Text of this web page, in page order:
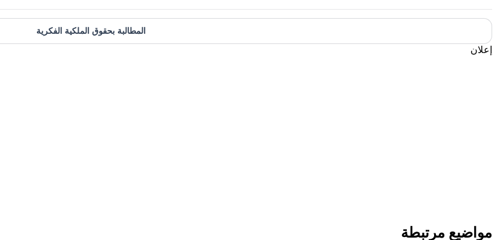
المطالبة بحقوق الملكية الفكرية
إعلان
مواضيع مرتبطة